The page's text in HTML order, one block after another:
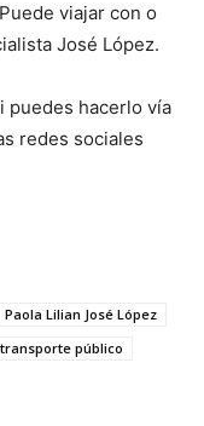
viajar con o
José López.
puedes hacerlo vía
redes sociales
Paola Lilian José López
transporte público